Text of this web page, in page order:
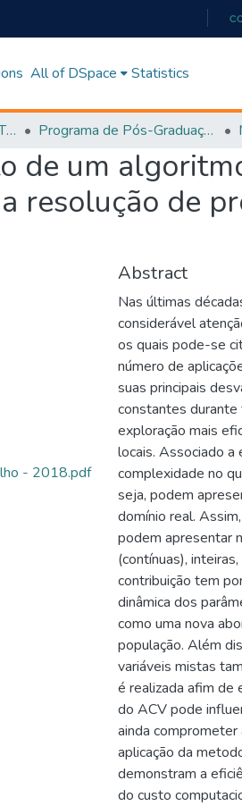
All of DSpace Statistics
INSTITUTO DE MATEMÁTICA E TECNOLOGIA Programa de Pós-Graduação em Modelagem e Otimização (PPGMO)
de um
resolução de
- 2018.pdf
Abstract
Nas últimas
considerável
os quais pode-se
número de
suas principais
constantes
exploração mais
locais. Associado
complexidade no
seja, podem
domínio real.
podem apresentar
(contínuas),
contribuição tem
dinâmica dos
como uma nova
população. Além
variáveis mistas
é realizada afim de
do ACV pode
ainda
aplicação da
demonstram a
do custo